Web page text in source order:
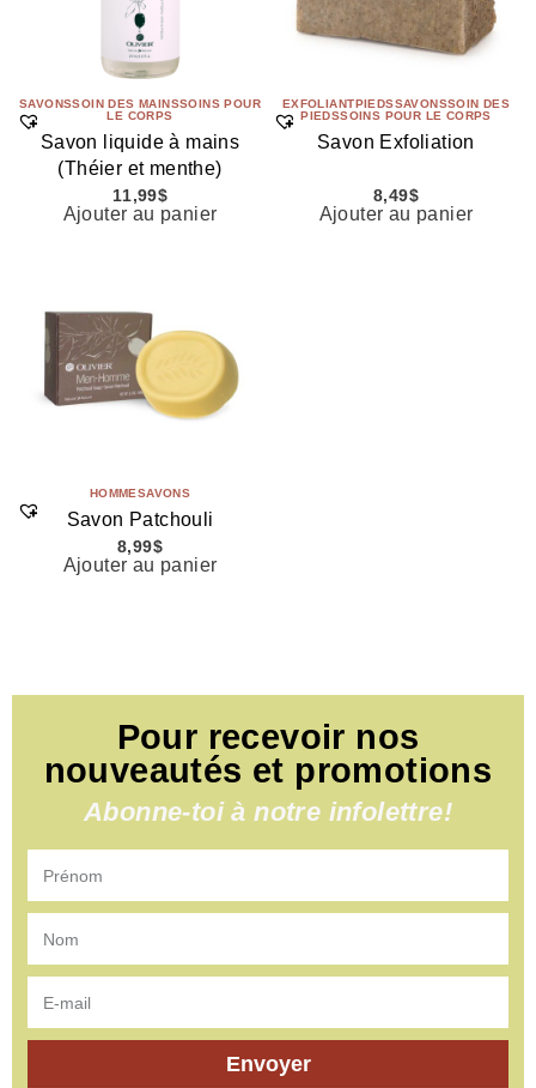
SAVONSSOIN DES MAINSSOINS POUR
LE CORPS
Savon liquide à mains
(Théier et menthe)
11,99$
Ajouter au panier
EXFOLIANTPIEDSSAVONSSOIN DES
PIEDSSOINS POUR LE CORPS
Savon Exfoliation
8,49$
Ajouter au panier
HOMMESAVONS
Savon Patchouli
8,99$
Ajouter au panier
Pour recevoir nos
nouveautés et promotions
Abonne-toi à notre infolettre!
Envoyer